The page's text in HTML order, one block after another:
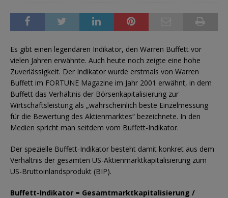
Es gibt einen legendären Indikator, den Warren Buffett vor
vielen Jahren erwähnte. Auch heute noch zeigte eine hohe
Zuverlässigkeit. Der Indikator wurde erstmals von Warren
Buffett im FORTUNE Magazine im Jahr 2001 erwähnt, in dem
Buffett das Verhältnis der Börsenkapitalisierung zur
Wirtschaftsleistung als „wahrscheinlich beste Einzelmessung
für die Bewertung des Aktienmarktes“ bezeichnete. In den
Medien spricht man seitdem vom Buffett-Indikator.
Der spezielle Buffett-Indikator besteht damit konkret aus dem
Verhältnis der gesamten US-Aktienmarktkapitalisierung zum
US-Bruttoinlandsprodukt (BIP).
Buffett-Indikator = Gesamtmarktkapitalisierung /